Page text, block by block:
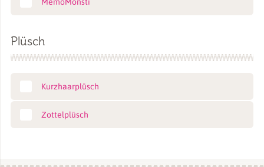
Plüsch
Kurzhaarplüsch
Zottelplüsch